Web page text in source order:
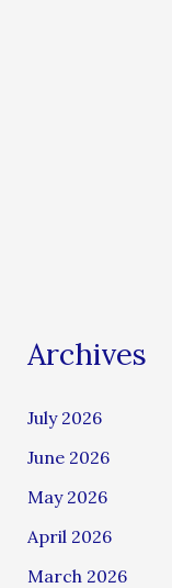
Archives
July 2026
June 2026
May 2026
April 2026
March 2026